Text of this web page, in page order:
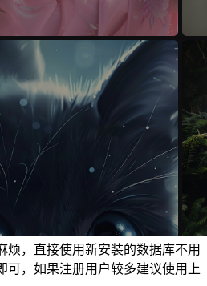
烦，直接使用新安装的数据库不用
可，如果注册用户较多建议使用上